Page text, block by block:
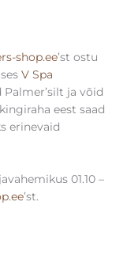
shop.ee’st ostu
V Spa
ja võid
eest saad
erinevaid
01.10 –
’st.